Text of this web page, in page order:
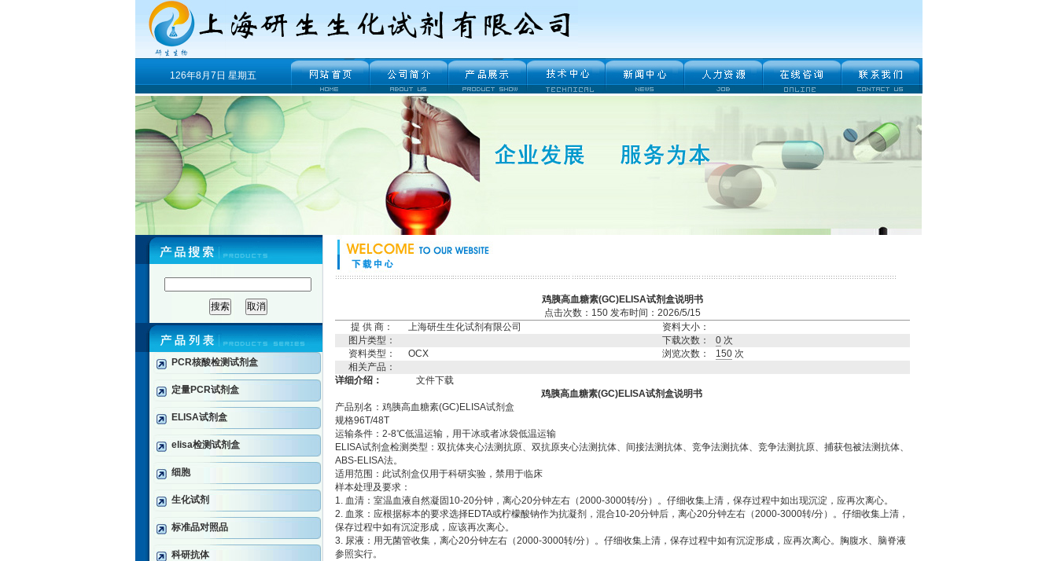
126年8月7日 星期五
PCR核酸检测试剂盒
定量PCR试剂盒
ELISA试剂盒
elisa检测试剂盒
细胞
生化试剂
标准品对照品
科研抗体
鸡胰高血糖素(GC)ELISA试剂盒说明书
点击次数：150 发布时间：2026/5/15
提 供 商：
上海研生生化试剂有限公司
资料大小：
图片类型：
下载次数： 0 次
资料类型：
OCX 浏览次数： 150 次
相关产品：
详细介绍：
文件下载
鸡胰高血糖素(GC)ELISA试剂盒说明书
产品别名：鸡胰高血糖素(GC)ELISA试剂盒
规格96T/48T
运输条件：2-8℃低温运输，用干冰或者冰袋低温运输
ELISA试剂盒检测类型：双抗体夹心法测抗原、双抗原夹心法测抗体、间接法测抗体、竞争法测抗体、竞争法测抗原、捕获包被法测抗体、
ABS-ELISA法。
适用范围：此试剂盒仅用于科研实验，禁用于临床
样本处理及要求：
1. 血清：室温血液自然凝固10-20分钟，离心20分钟左右（2000-3000转/分）。仔细收集上清，保存过程中如出现沉淀，应再次离心。
2. 血浆：应根据标本的要求选择EDTA或柠檬酸钠作为抗凝剂，混合10-20分钟后，离心20分钟左右（2000-3000转/分）。仔细收集上清，
保存过程中如有沉淀形成，应该再次离心。
3. 尿液：用无菌管收集，离心20分钟左右（2000-3000转/分）。仔细收集上清，保存过程中如有沉淀形成，应再次离心。胸腹水、脑脊液
参照实行。